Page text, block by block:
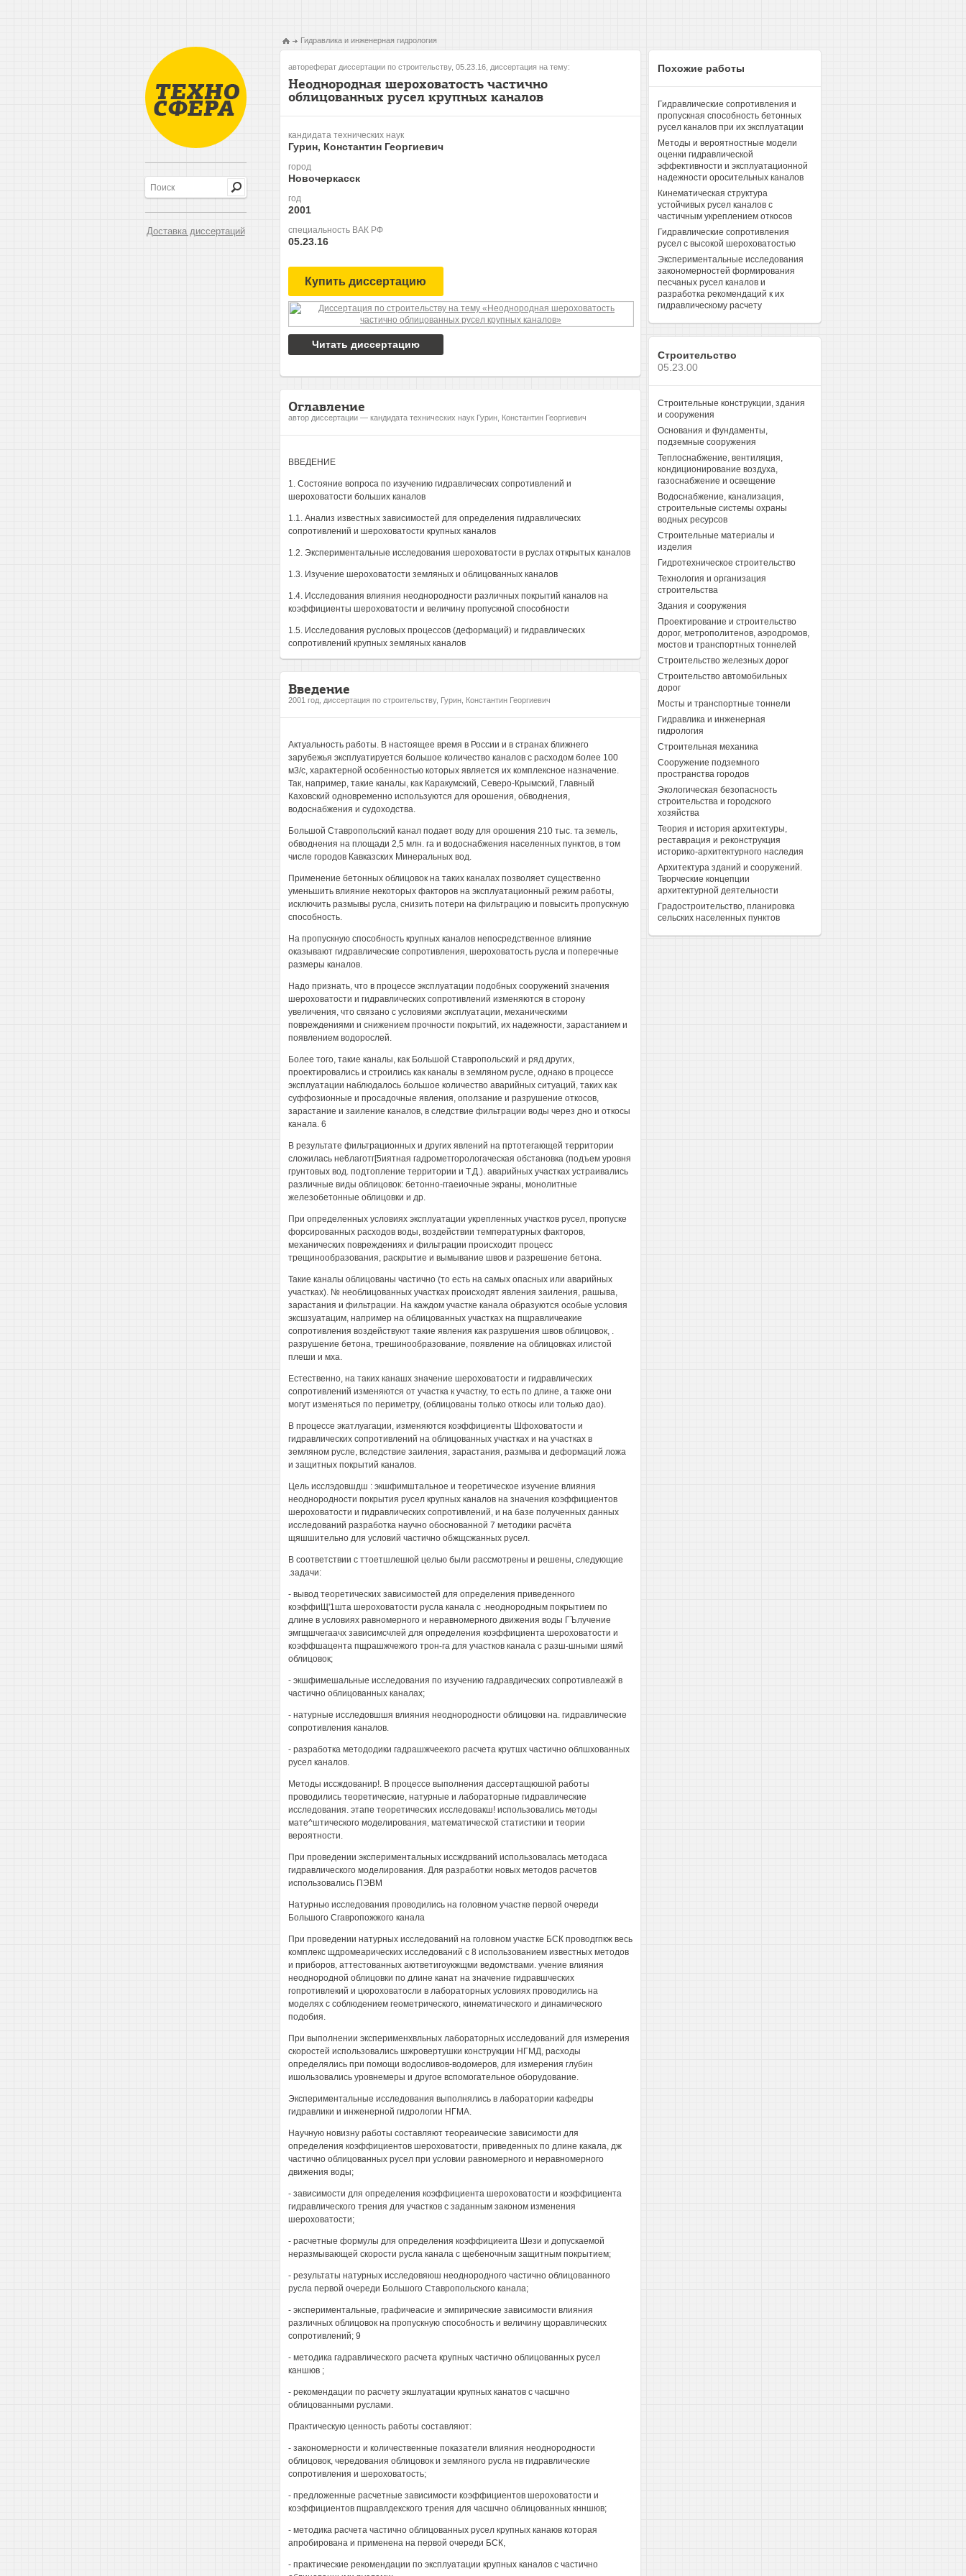
Доставка диссертаций
Гидравлика и инженерная гидрология
автореферат диссертации по строительству, 05.23.16, диссертация на тему:
Неоднородная шероховатость частично
облицованных русел крупных каналов
кандидата технических наук
Гурин, Константин Георгиевич
город
Новочеркасск
год
2001
специальность ВАК РФ
05.23.16
Купить диссертацию
Читать диссертацию
Оглавление
автор диссертации — кандидата технических наук Гурин, Константин Георгиевич
ВВЕДЕНИЕ
1. Состояние вопроса по изучению гидравлических сопротивлений и
шероховатости больших каналов
1.1. Анализ известных зависимостей для определения гидравлических
сопротивлений и шероховатости крупных каналов
1.2. Экспериментальные исследования шероховатости в руслах открытых каналов
1.3. Изучение шероховатости земляных и облицованных каналов
1.4. Исследования влияния неоднородности различных покрытий каналов на
коэффициенты шероховатости и величину пропускной способности
1.5. Исследования русловых процессов (деформаций) и гидравлических
сопротивлений крупных земляных каналов
Введение
2001 год, диссертация по строительству, Гурин, Константин Георгиевич
Актуальность работы. В настоящее время в России и в странах ближнего
зарубежья эксплуатируется большое количество каналов с расходом более 100
м3/с, характерной особенностью которых является их комплексное назначение.
Так, например, такие каналы, как Каракумский, Северо-Крымский, Главный
Каховский одновременно используются для орошения, обводнения,
водоснабжения и судоходства.
Большой Ставропольский канал подает воду для орошения 210 тыс. та земель,
обводнения на площади 2,5 млн. га и водоснабжения населенных пунктов, в том
числе городов Кавказских Минеральных вод.
Применение бетонных облицовок на таких каналах позволяет существенно
уменьшить влияние некоторых факторов на эксплуатационный режим работы,
исключить размывы русла, снизить потери на фильтрацию и повысить пропускную
способность.
На пропускную способность крупных каналов непосредственное влияние
оказывают гидравлические сопротивления, шероховатость русла и поперечные
размеры каналов.
Надо признать, что в процессе эксплуатации подобных сооружений значения
шероховатости и гидравлических сопротивлений изменяются в сторону
увеличения, что связано с условиями эксплуатации, механическими
повреждениями и снижением прочности покрытий, их надежности, зарастанием и
появлением водорослей.
Более того, такие каналы, как Большой Ставропольский и ряд других,
проектировались и строились как каналы в земляном русле, однако в процессе
эксплуатации наблюдалось большое количество аварийных ситуаций, таких как
суффозионные и просадочные явления, оползание и разрушение откосов,
зарастание и заиление каналов, в следствие фильтрации воды через дно и откосы
канала. 6
В результате фильтрационных и других явлений на пртотегающей территории
сложилась не6лаготг[5иятная гадрометгорологаческая обстановка (подъем уровня
грунтовых вод. подтопление территории и Т.Д.). аварийных участках устраивались
различные виды облицовок: бетонно-ггаеиочные экраны, монолитные
железобетонные облицовки и др.
При определенных условиях эксплуатации укрепленных участков русел, пропуске
форсированных расходов воды, воздействии температурных факторов,
механических повреждениях и фильтрации происходит процесс
трещинообразования, раскрытие и вымывание швов и разрешение бетона.
Такие каналы облицованы частично (то есть на самых опасных или аварийных
участках). № необлицованных участках происходят явления заиления, рашыва,
зарастания и фильтрации. На каждом участке канала образуются особые условия
эксшзуатацим, например на облицованных участках на пщравличеакие
сопротивления воздействуют такие явления как разрушения швов облицовок, .
разрушение бетона, трешинообразование, появление на облицовках илистой
плеши и мха.
Естественно, на таких канашх значение шероховатости и гидравлических
сопротивлений изменяются от участка к участку, то есть по длине, а также они
могут изменяться по периметру, (облицованы только откосы или только дао).
В процессе экатлуагации, изменяются коэффициенты Шфоховатости и
гидравлических сопротивлений на облицованных участках и на участках в
земляном русле, вследствие заиления, зарастания, размыва и деформаций ложа
и защитных покрытий каналов.
Цель исслэдовшдш : экшфимштальное и теоретическое изучение влияния
неоднородности покрытия русел крупных каналов на значения коэффициентов
шероховатости и гидравлических сопротивлений, и на базе полученных данных
исследований разработка научно обоснованной 7 методики расчёта
щяшшительно для условий частично обжщсжанных русел.
В соответствии с ттоетшлешюй целью были рассмотрены и решены, следующие
.задачи:
- вывод теоретических зависимостей для определения приведенного
коэффиЩ'1шта шероховатости русла канала с .неоднородным покрытием по
длине в условиях равномерного и неравномерного движения воды ГЪлучение
эмгщшчегаачх зависимсчлей для определения коэффициента шероховатости и
коэффшацента пщрашжчежого трон-га для участков канала с разш-шными шямй
облицовок;
- экшфимешальные исследования по изучению гадравдических сопротивлеажй в
частично облицованных каналах;
- натурные исследовшшя влияния неоднородности облицовки на. гидравлические
сопротивления каналов.
- разработка метододики гадрашжчеекого расчета крутшх частично облшхованных
русел каналов.
Методы иссждованир!. В процессе выполнения дассертащюшюй работы
проводились теоретические, натурные и лабораторные гидравлические
исследования. этапе теоретических исследовакш! использовались методы
мате^штического моделирования, математической статистики и теории
вероятности.
При проведении экспериментальных иссждрваний использовалась методаса
гидравлического моделирования. Для разработки новых методов расчетов
использовались ПЭВМ
Натурнью исследования проводились на головном участке первой очереди
Большого Сгавропожжого канала
При проведении натурных исследований на головном участке БСК проводгпкж весь
комплекс щдромеарических исследований с 8 использованием известных методов
и приборов, аттестованных аютветигоукжщми ведомствами. учение влияния
неоднородной облицовки по длине канат на значение гидравшческих
гопротивлекий и цюроховатосли в лабораторных условиях проводились на
моделях с соблюдением геометрического, кинематического и динамического
подобия.
При выполнении эксперименхвльных лабораторных исследований для измерения
скоростей использовались шжровертушки конструкции НГМД, расходы
определялись при помощи водосливов-водомеров, для измерения глубин
ишользовались уровнемеры и другое вспомогательное оборудование.
Экспериментальные исследования выполнялись в лаборатории кафедры
гидравлики и инженерной гидрологии НГМА.
Научную новизну работы составляют теореаические зависимости для
определения коэффициентов шероховатости, приведенных по длине какала, дж
частично облицованных русел при условии равномерного и неравномерного
движения воды;
- зависимости для определения коэффициента шероховатости и коэффициента
гидравлического трения для участков с заданным законом изменения
шероховатости;
- расчетные формулы для определения коэффициеита Шези и допускаемой
неразмывающей скорости русла канала с щебеночным защитным покрытием;
- результаты натурных исследовяюш неоднородного частично облицованного
русла первой очереди Большого Ставропольского канала;
- экспериментальные, графичеасие и эмпирические зависимости влияния
различных облицовок на пропускную способность и величину щоравлических
сопротивлений; 9
- методика гадравлического расчета крупных частично облицованных русел
каншюв ;
- рекомендации по расчету экшлуатации крупных канатов с часшчно
облицованными руслами.
Практическую ценность работы составляют:
- закономерности и количественные показатели влияния неоднородности
облицовок, чередования облицовок и земляного русла нв гидравлические
сопротивления и шероховатость;
- предложенные расчетные зависимости коэффициентов шероховатости и
коэффициентов пщравлдекского трения для часшчно облицованных кнншюв;
- методика расчета частично облицованных русел крупных канаюв которая
апробирована и применена на первой очереди БСК,
- практические рекомендации по эксплуатации крупных каналов с частично
Похожие работы
Гидравлические сопротивления и
пропускная способность бетонных
русел каналов при их эксплуатации
Методы и вероятностные модели
оценки гидравлической
эффективности и эксплуатационной
надежности оросительных каналов
Кинематическая структура
устойчивых русел каналов с
частичным укреплением откосов
Гидравлические сопротивления
русел с высокой шероховатостью
Экспериментальные исследования
закономерностей формирования
песчаных русел каналов и
разработка рекомендаций к их
гидравлическому расчету
Строительство
05.23.00
Строительные конструкции, здания
и сооружения
Основания и фундаменты,
подземные сооружения
Теплоснабжение, вентиляция,
кондиционирование воздуха,
газоснабжение и освещение
Водоснабжение, канализация,
строительные системы охраны
водных ресурсов
Строительные материалы и
изделия
Гидротехническое строительство
Технология и организация
строительства
Здания и сооружения
Проектирование и строительство
дорог, метрополитенов, аэродромов,
мостов и транспортных тоннелей
Строительство железных дорог
Строительство автомобильных
дорог
Мосты и транспортные тоннели
Гидравлика и инженерная
гидрология
Строительная механика
Сооружение подземного
пространства городов
Экологическая безопасность
строительства и городского
хозяйства
Теория и история архитектуры,
реставрация и реконструкция
историко-архитектурного наследия
Архитектура зданий и сооружений.
Творческие концепции
архитектурной деятельности
Градостроительство, планировка
сельских населенных пунктов